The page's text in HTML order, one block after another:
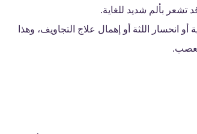
تشعر بألم شديد للغاية.
انحسار اللثة أو إهمال علاج التجاويف، وهذا